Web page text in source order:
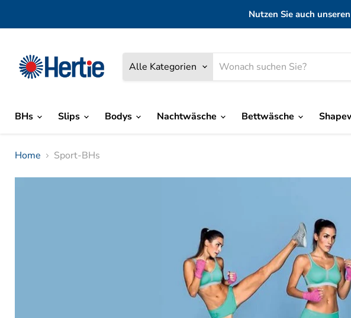
Nutzen Sie auch
Alle Kategorien
BHs Slips Bodys Nachtwäsche Bettwäsche
Home Sport-BHs